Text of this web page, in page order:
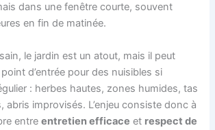
dans une fenêtre courte, souvent
en fin de matinée.
le jardin est un atout, mais il peut
d’entrée pour des nuisibles si
: herbes hautes, zones humides, tas
abris improvisés. L’enjeu consiste donc à
entreentretien efficace et respect de